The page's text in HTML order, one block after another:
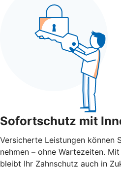
Sofortschutz mit
Versicherte Leistungen können
nehmen – ohne Wartezeiten.
bleibt Ihr Zahnschutz auch in